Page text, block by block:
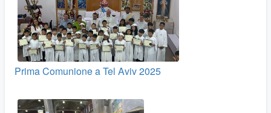
Prima Comunione a Tel Aviv 2025